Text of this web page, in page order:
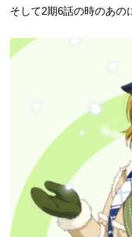
そして2期6話の時のあの